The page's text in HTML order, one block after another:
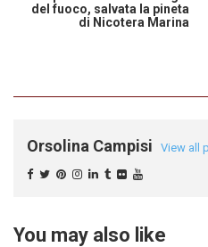
del fuoco, salvata la pineta
di Nicotera Marina
Orsolina Campisi View all
You may also like